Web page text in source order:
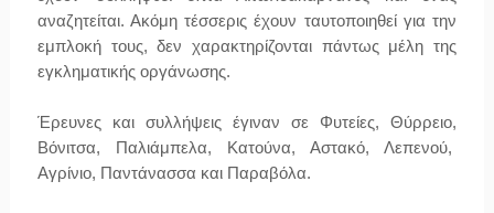
αναζητείται. Ακόμη τέσσερις έχουν ταυτοποιηθεί για την
εμπλοκή τους, δεν χαρακτηρίζονται πάντως μέλη της
εγκληματικής οργάνωσης.
Έρευνες και συλλήψεις έγιναν σε Φυτείες,Θύρρειο,
Βόνιτσα, Παλιάμπελα, Κατούνα, Αστακό, Λεπενού,
Αγρίνιο, Παντάνασσα και Παραβόλα.